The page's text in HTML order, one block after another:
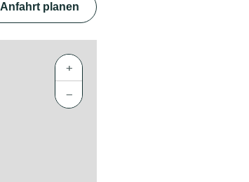
Anfahrt planen
+
−